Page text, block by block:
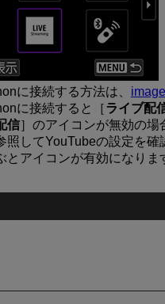
に接続する方法は、
に接続すると［ライブ配
信］のアイコンが無効の場
照してYouTubeの設定を
とアイコンが有効になりま